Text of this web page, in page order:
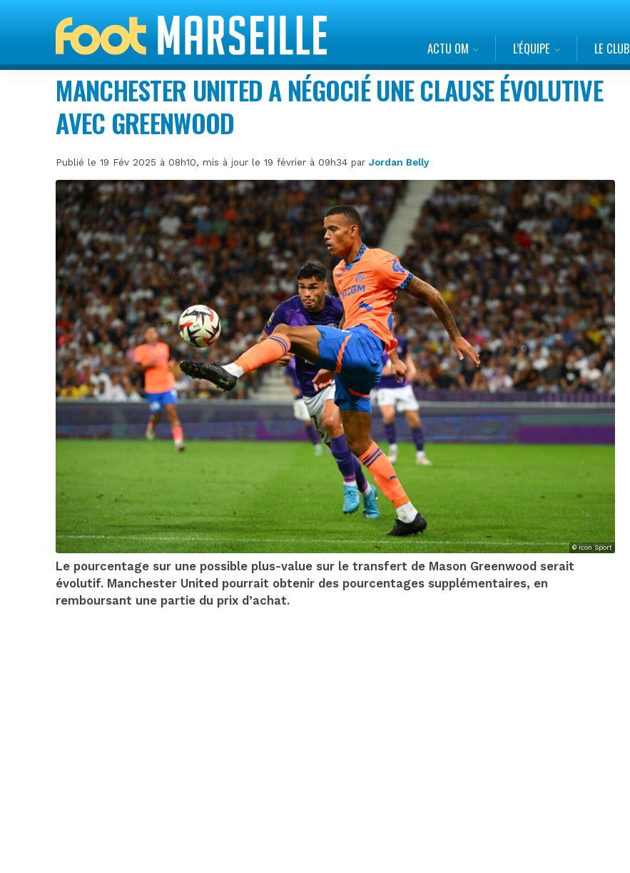
ACTU OM L’ÉQUIPE LE CLUB
MANCHESTER UNITED A NÉGOCIÉ UNE CLAUSE ÉVOLUTIVE
AVEC GREENWOOD
Publié le 19 Fév 2025 à 08h10, mis à jour le 19 février à 09h34 parJordan Belly
© Icon Sport
Le pourcentage sur une possible plus-value sur le transfert de Mason Greenwood serait
évolutif. Manchester United pourrait obtenir des pourcentages supplémentaires, en
remboursant une partie du prix d’achat.